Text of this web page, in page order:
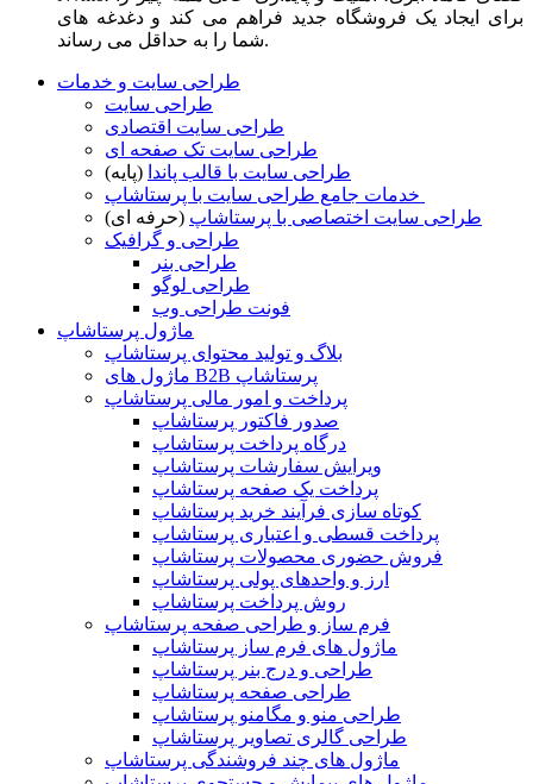
برای ایجاد یک فروشگاه جدید فراهم می کند و دغدغه های
شما را به حداقل می رساند.
طراحی سایت و خدمات
طراحی سایت
طراحی سایت اقتصادی
طراحی سایت تک صفحه ای
طراحی سایت با قالب پاندا (پایه)
طراحی سایت اختصاصی با پرستاشاپ (حرفه ای)
طراحی و گرافیک
طراحی بنر
طراحی لوگو
فونت طراحی وب
ماژول پرستاشاپ
بلاگ و تولید محتوای پرستاشاپ
ماژول های B2B پرستاشاپ
پرداخت و امور مالی پرستاشاپ
صدور فاکتور پرستاشاپ
درگاه پرداخت پرستاشاپ
ویرایش سفارشات پرستاشاپ
پرداخت یک صفحه پرستاشاپ
کوتاه سازی فرآیند خرید پرستاشاپ
پرداخت قسطی و اعتباری پرستاشاپ
فروش حضوری محصولات پرستاشاپ
ارز و واحدهای پولی پرستاشاپ
روش پرداخت پرستاشاپ
فرم ساز و طراحی صفحه پرستاشاپ
ماژول های فرم ساز پرستاشاپ
طراحی و درج بنر پرستاشاپ
طراحی صفحه پرستاشاپ
طراحی منو و مگامنو پرستاشاپ
طراحی گالری تصاویر پرستاشاپ
ماژول های چند فروشندگی پرستاشاپ